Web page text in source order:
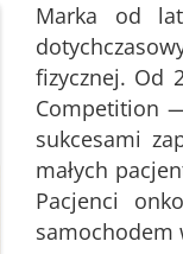
Marka od
fizycznej. Od
Competition
sukcesami
małych
Pacjenci
samochodem